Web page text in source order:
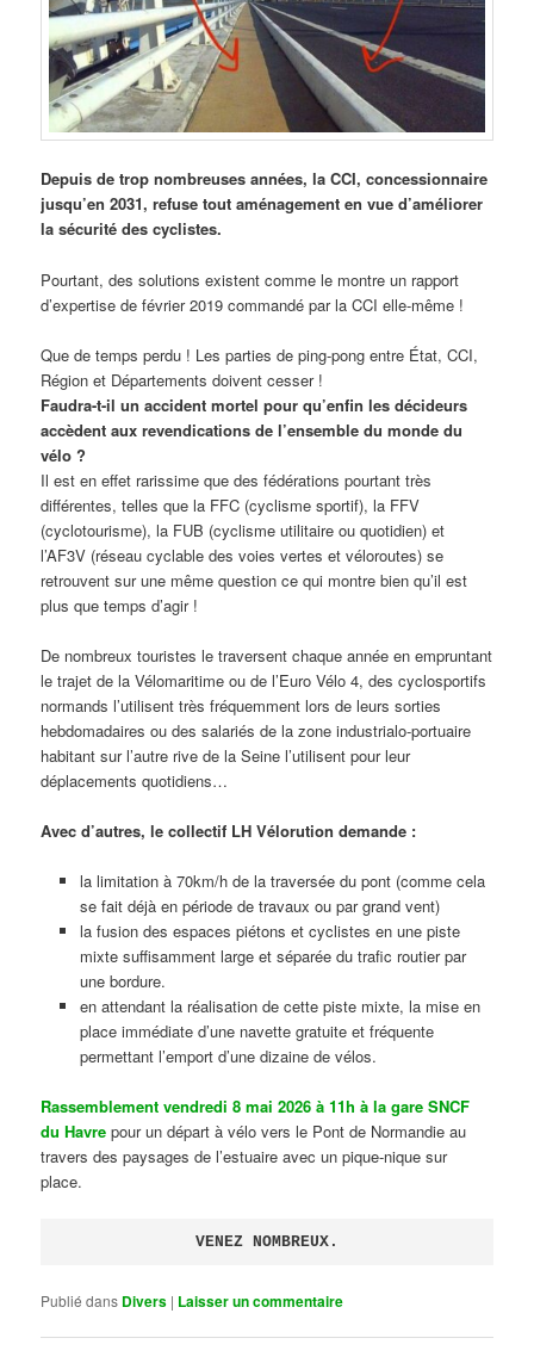
Depuis de trop nombreuses années, la CCI, concessionnaire
jusqu’en 2031, refuse tout aménagement en vue d’améliorer
la sécurité des cyclistes.
Pourtant, des solutions existent comme le montre un rapport
d’expertise de février 2019 commandé par la CCI elle-même !
Que de temps perdu ! Les parties de ping-pong entre État, CCI,
Région et Départements doivent cesser !
Faudra-t-il un accident mortel pour qu’enfin les décideurs
accèdent aux revendications de l’ensemble du monde du
vélo ?
Il est en effet rarissime que des fédérations pourtant très
différentes, telles que la FFC (cyclisme sportif), la FFV
(cyclotourisme), la FUB (cyclisme utilitaire ou quotidien) et
l’AF3V (réseau cyclable des voies vertes et véloroutes) se
retrouvent sur une même question ce qui montre bien qu’il est
plus que temps d’agir !
De nombreux touristes le traversent chaque année en empruntant
le trajet de la Vélomaritime ou de l’Euro Vélo 4, des cyclosportifs
normands l’utilisent très fréquemment lors de leurs sorties
hebdomadaires ou des salariés de la zone industrialo-portuaire
habitant sur l’autre rive de la Seine l’utilisent pour leur
déplacements quotidiens…
Avec d’autres, le collectif LH Vélorution demande :
la limitation à 70km/h de la traversée du pont (comme cela
se fait déjà en période de travaux ou par grand vent)
la fusion des espaces piétons et cyclistes en une piste
mixte suffisamment large et séparée du trafic routier par
une bordure.
en attendant la réalisation de cette piste mixte, la mise en
place immédiate d’une navette gratuite et fréquente
permettant l’emport d’une dizaine de vélos.
Rassemblement vendredi 8 mai 2026 à 11h à la gare SNCF
du Havre pour un départ à vélo vers le Pont de Normandie au
travers des paysages de l’estuaire avec un pique-nique sur
place.
VENEZ NOMBREUX.
Publié dans Divers | Laisser un commentaire